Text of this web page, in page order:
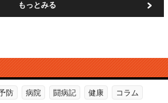
もっとみる
防 病院 闘病記 健康 コラム